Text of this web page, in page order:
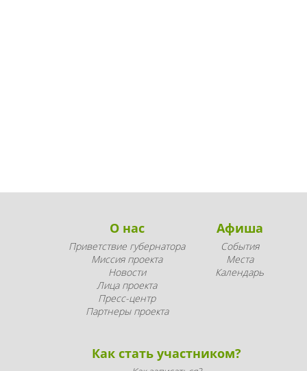
О нас
Приветствие губернатора
Миссия проекта
Новости
Лица проекта
Пресс-центр
Партнеры проекта
Афиша
События
Места
Календарь
Как стать участником?